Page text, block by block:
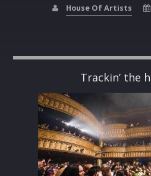
House Of Artists
Trackin’ the